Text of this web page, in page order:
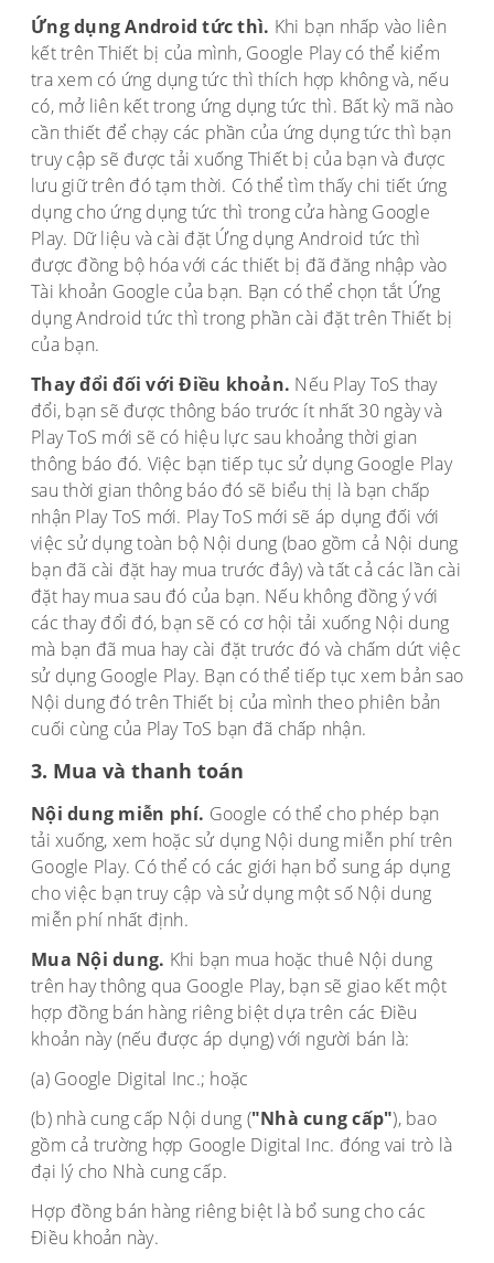
Ứng dụng Android tức thì. Khi bạn nhấp vào liên
kết trên Thiết bị của mình, Google Play có thể kiểm
tra xem có ứng dụng tức thì thích hợp không và, nếu
có, mở liên kết trong ứng dụng tức thì. Bất kỳ mã nào
cần thiết để chạy các phần của ứng dụng tức thì bạn
truy cập sẽ được tải xuống Thiết bị của bạn và được
lưu giữ trên đó tạm thời. Có thể tìm thấy chi tiết ứng
dụng cho ứng dụng tức thì trong cửa hàng Google
Play. Dữ liệu và cài đặt Ứng dụng Android tức thì
được đồng bộ hóa với các thiết bị đã đăng nhập vào
Tài khoản Google của bạn. Bạn có thể chọn tắt Ứng
dụng Android tức thì trong phần cài đặt trên Thiết bị
của bạn.
Thay đổi đối với Điều khoản. Nếu Play ToS thay
đổi, bạn sẽ được thông báo trước ít nhất 30 ngày và
Play ToS mới sẽ có hiệu lực sau khoảng thời gian
thông báo đó. Việc bạn tiếp tục sử dụng Google Play
sau thời gian thông báo đó sẽ biểu thị là bạn chấp
nhận Play ToS mới. Play ToS mới sẽ áp dụng đối với
việc sử dụng toàn bộ Nội dung (bao gồm cả Nội dung
bạn đã cài đặt hay mua trước đây) và tất cả các lần cài
đặt hay mua sau đó của bạn. Nếu không đồng ý với
các thay đổi đó, bạn sẽ có cơ hội tải xuống Nội dung
mà bạn đã mua hay cài đặt trước đó và chấm dứt việc
sử dụng Google Play. Bạn có thể tiếp tục xem bản sao
Nội dung đó trên Thiết bị của mình theo phiên bản
cuối cùng của Play ToS bạn đã chấp nhận.
3. Mua và thanh toán
Nội dung miễn phí. Google có thể cho phép bạn
tải xuống, xem hoặc sử dụng Nội dung miễn phí trên
Google Play. Có thể có các giới hạn bổ sung áp dụng
cho việc bạn truy cập và sử dụng một số Nội dung
miễn phí nhất định.
Mua Nội dung. Khi bạn mua hoặc thuê Nội dung
trên hay thông qua Google Play, bạn sẽ giao kết một
hợp đồng bán hàng riêng biệt dựa trên các Điều
khoản này (nếu được áp dụng) với người bán là:
(a) Google Digital Inc.; hoặc
(b) nhà cung cấp Nội dung ("Nhà cung cấp"), bao
gồm cả trường hợp Google Digital Inc. đóng vai trò là
đại lý cho Nhà cung cấp.
Hợp đồng bán hàng riêng biệt là bổ sung cho các
Điều khoản này.